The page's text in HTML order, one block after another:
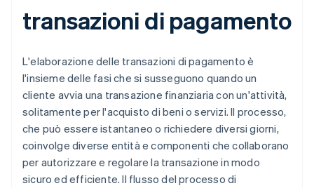
transazioni di pagamento
L'elaborazione delle transazioni di pagamento è
l'insieme delle fasi che si susseguono quando un
cliente avvia una transazione finanziaria con un'attività,
solitamente per l'acquisto di beni o servizi. Il processo,
che può essere istantaneo o richiedere diversi giorni,
coinvolge diverse entità e componenti che collaborano
per autorizzare e regolare la transazione in modo
sicuro ed efficiente. Il flusso del processo di